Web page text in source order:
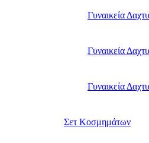
Γυναικεία
Γυναικεία
Γυναικεία
Σετ Κοσμημάτων